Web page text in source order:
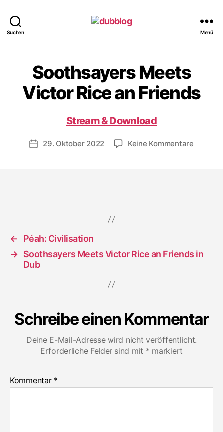
Suchen Menü
Soothsayers Meets
Victor Rice an Friends
Stream & Download
Veröffentlichungsdatum
29. Oktober 2022 Keine Kommentarezu
←
Péah: Civilisation
→ Soothsayers Meets Victor Rice an Friends in
Dub
Schreibe einen Kommentar
Deine E-Mail-Adresse wird nicht veröffentlicht.
Erforderliche Felder sind mit * markiert
Kommentar *